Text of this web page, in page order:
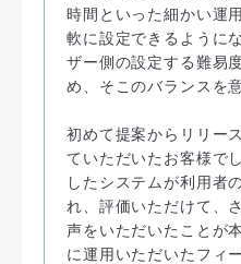
時間といった細かい運
軟に設定できるように
ザー側の設定する難易
め、そこのバランスを
初めて提案からリリー
ていただいたお客様で
したシステムが利用者
れ、評価いただけて、
声をいただいたことが
に運用いただいたフィ